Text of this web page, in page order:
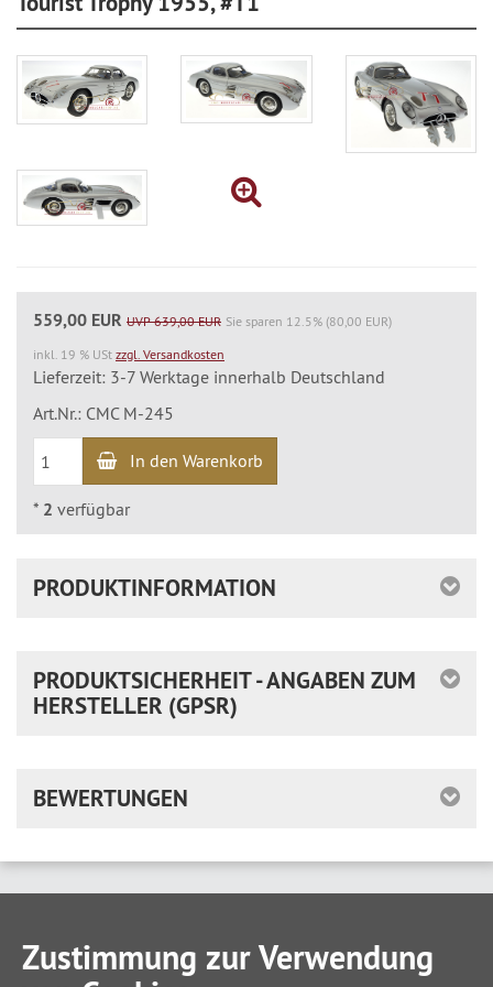
559,00 EUR UVP 639,00 EUR Sie sparen 12.5% (80,00 EUR)
inkl. 19 % USt zzgl. Versandkosten
Lieferzeit: 3-7 Werktage innerhalb Deutschland
Art.Nr.: CMC M-245
In den Warenkorb
* 2 verfügbar
PRODUKTINFORMATION
PRODUKTSICHERHEIT - ANGABEN ZUM
HERSTELLER (GPSR)
BEWERTUNGEN
Zustimmung zur Verwendung